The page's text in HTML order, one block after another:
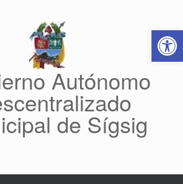
Abrir
Autónomo
de Sígsig